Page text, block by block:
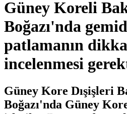
Güney Koreli
Boğazı'nda
patlamanın
incelenmesi
Güney Kore Dışişleri
Boğazı'nda Güney